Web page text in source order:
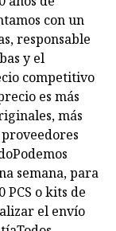
con un
responsable
y el
competitivo
es más
más
semana, para
PCS o kits de
el envío